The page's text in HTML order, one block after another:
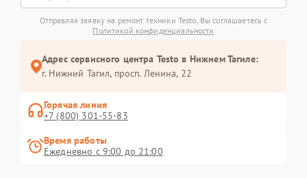
Отправляя заявку на ремонт техники Testo, Вы соглашаетесь с
Политикой конфиденциальности
Адрес сервисного центра Testo в Нижнем Тагиле:
г. Нижний Тагил, просп. Ленина, 22
Горячая линия
+7 (800) 301-55-83
Время работы
Ежедневно с 9:00 до 21:00